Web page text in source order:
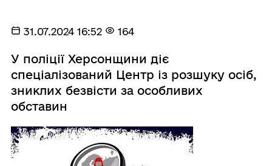
31.07.2024 16:52 164
У поліції Херсонщини діє
спеціалізований Центр із розшуку осіб,
зниклих безвісти за особливих
обставин